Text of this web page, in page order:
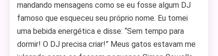
mandando mensagens como se eu fosse algum DJ
famoso que esqueceu seu próprio nome. Eu tomei
uma bebida energética e disse: “Sem tempo para
dormir! O DJ precisa criar!” Meus gatos estavam me